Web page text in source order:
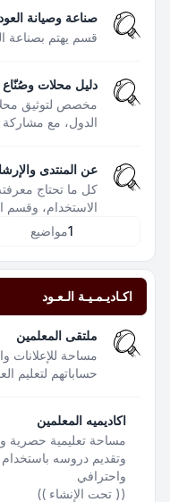
صناعة وصيانة
قسم يهتم بصناعة
دليل محلات وصُنّاع
مخصص لتوثيق
الدول، مع مشاركة
عن المنتدى
كل ما تحتاج
الاستخدام، وقسم
1مواضيع
اكـاديـمـيـة الـعـود
ملتقى المعلمين
مساحة للإعلانات
حساباتهم لتعليم
اكاديميه المعلمين
مساحة تعليمية حصرية
وتقديم دروسه
واحترافي
(( تحت الإنشاء ))